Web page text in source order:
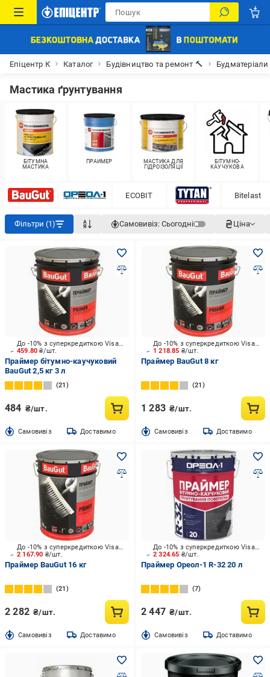
Епіцентр К Каталог Будівництво та ремонт 🔨 Будматеріали
Мастика ґрунтування
БІТУМНА
МАСТИКА
ПРАЙМЕР
МАСТИКА ДЛЯ
ГІДРОІЗОЛЯЦІЇ
БІТУМНО-
КАУЧУКОВА
ECOBIT Bitelast
Фільтри (1) Самовивіз: Сьогодні Ціна
459.80₴/шт.
До -10% з суперкредиткою Visa Вигода
Праймер бітумно-каучуковий
BauGut 2,5 кг 3 л
21
484 ₴/шт.
Cамовивіз Доставимо
1 218.85 ₴/шт.
До -10% з суперкредиткою Visa Вигода
Праймер BauGut 8 кг
21
1 283 ₴/шт.
Cамовивіз Доставимо
2 167.90 ₴/шт.
До -10% з суперкредиткою Visa Вигода
Праймер BauGut 16 кг
21
2 282 ₴/шт.
Cамовивіз Доставимо
2 324.65 ₴/шт.
До -10% з суперкредиткою Visa Вигода
Праймер Ореол-1 R-32 20 л
7
2 447 ₴/шт.
Cамовивіз Доставимо